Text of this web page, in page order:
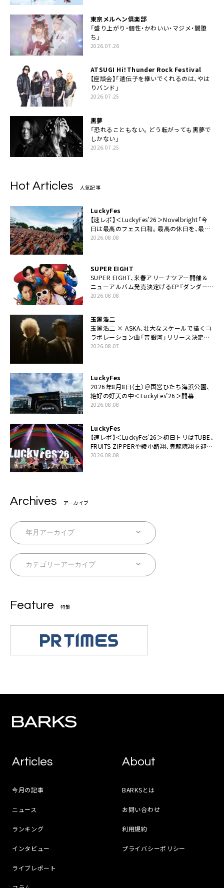
東京メルヘン倶楽部
「盛り上がり・個性・かわいい・マジメ・闇堕
ち」
2026.07.26
ATSUGI Hi！Thunder Rock Festival
【座談会】「遺伝子を継いでくれるのは、やは
りバンド」
2026.07.25
黒夢
「恐れることもない。どう転がっても黒夢で
しかない」
2026.07.25
Hot Articles 人気記事
LuckyFes
【速レポ】＜LuckyFes’26＞Novelbright「今
日は最高のフェス日和。最高の休日を、最高
の夏休みを作っていきたい」
2026.08.08
SUPER EIGHT
SUPER EIGHT、来春アリーナツアー開催＆
ニューアルバム発売決定げるEP『ダンダー
ラ』本日リリース
2026.08.08
玉置浩二
玉置浩二 × ASKA、壮大なスケールで描くコ
ラボレーション曲「音銀河」リリース決定。
カップリングには新曲「命の宿り」収録も
2026.08.07
LuckyFes
2026年8月8日（土）＠国営ひたち海浜公園、
絶好の好天の中＜LuckyFes’26＞開幕
2026.08.08
LuckyFes
【速レポ】＜LuckyFes’26＞初日トリはTUBE、
FRUITS ZIPPERや綾小路翔、鬼龍院翔を迎え
た豪華コラボも「知ってたらぜひ一緒に歌っ
2026.08.08
Archives アーカイブ
Feature 特集
Articles
今月の記事
ニュース
ランキング
インタビュー
ライブレポート
About
BARKSとは
お問い合わせ
利用規約
プライバシーポリシー